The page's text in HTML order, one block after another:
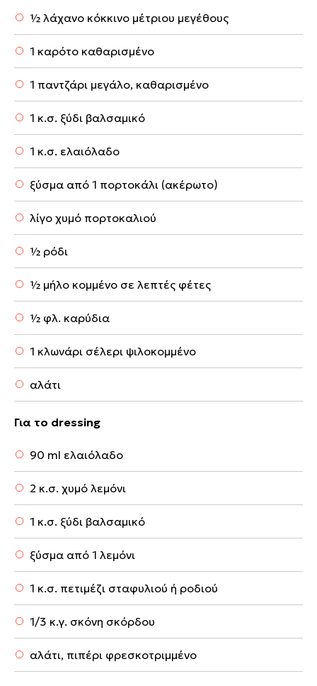
½ λάχανο κόκκινο μέτριου μεγέθους
1 καρότο καθαρισμένο
1 παντζάρι μεγάλο, καθαρισμένο
1 κ.σ. ξύδι βαλσαμικό
1 κ.σ. ελαιόλαδο
ξύσμα από 1 πορτοκάλι (ακέρωτο)
λίγο χυμό πορτοκαλιού
½ ρόδι
½ μήλο κομμένο σε λεπτές φέτες
½ φλ. καρύδια
1 κλωνάρι σέλερι ψιλοκομμένο
αλάτι
Για το dressing
90 ml ελαιόλαδο
2 κ.σ. χυμό λεμόνι
1 κ.σ. ξύδι βαλσαμικό
ξύσμα από 1 λεμόνι
1 κ.σ. πετιμέζι σταφυλιού ή ροδιού
1/3 κ.γ. σκόνη σκόρδου
αλάτι, πιπέρι φρεσκοτριμμένο